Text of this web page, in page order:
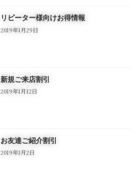
リピーター様向けお得情報
2019年1月29日
新規ご来店割引
2019年1月12日
お友達ご紹介割引
2019年1月2日